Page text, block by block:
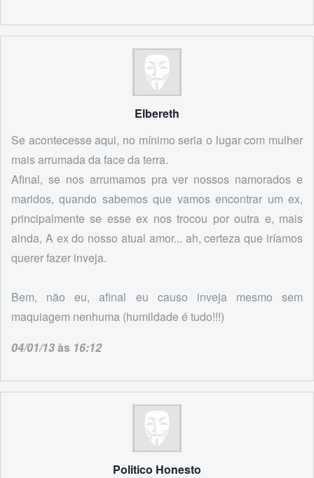
Elbereth
Se acontecesse aqui, no mínimo seria o lugar com mulher
mais arrumada da face da terra.
Afinal, se nos arrumamos pra ver nossos namorados e
maridos, quando sabemos que vamos encontrar um ex,
principalmente se esse ex nos trocou por outra e, mais
ainda, A ex do nosso atual amor... ah, certeza que iríamos
querer fazer inveja.
Bem, não eu, afinal eu causo inveja mesmo sem
maquiagem nenhuma (humildade é tudo!!!)
04/01/13às 16:12
Politico Honesto